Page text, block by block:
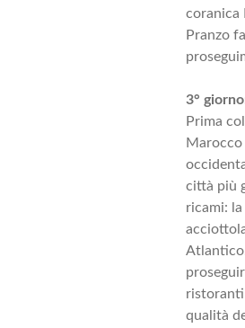
coranica
Pranzo
3°
Prima
Marocco
città più
ricami:
ristoranti
qualità